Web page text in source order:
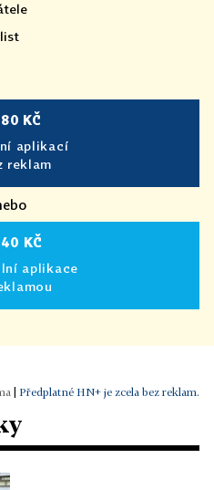
KČ
aplikací
reklam
KČ
aplikace
Předplatné HN+ je zcela bez reklam.